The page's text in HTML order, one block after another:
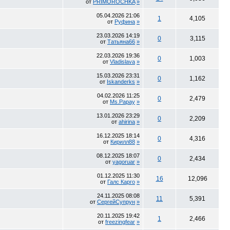
от PRIMOROCHKA »
05.04.2026 21:06
от Руфина » 1 4,105
23.03.2026 14:19
от Татьяна66 » 0 3,115
22.03.2026 19:36
от Vladislava » 0 1,003
15.03.2026 23:31
от Iskanderks » 0 1,162
04.02.2026 11:25
от Ms.Papay » 0 2,479
13.01.2026 23:29
от ahirina » 0 2,209
16.12.2025 18:14
от Кирилл88 » 0 4,316
08.12.2025 18:07
от yagoruar » 0 2,434
01.12.2025 11:30
от Галс Карго » 16 12,096
24.11.2025 08:08
от СергейСупрун » 11 5,391
20.11.2025 19:42
от freezingfear » 1 2,466